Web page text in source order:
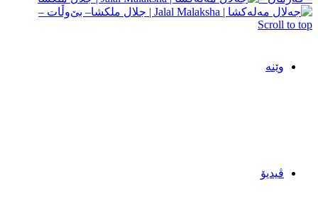
وێنه‌
ڤیدیۆ
– بێ‌وڵات –
Scroll to top